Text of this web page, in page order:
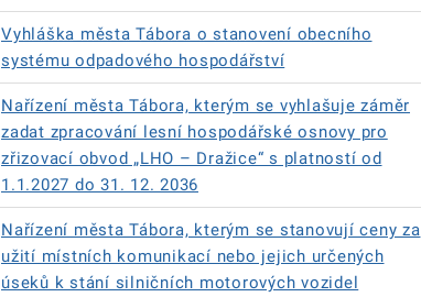
Vyhláška města Tábora o stanovení obecního
systému odpadového hospodářství
Nařízení města Tábora, kterým se vyhlašuje záměr
zadat zpracování lesní hospodářské osnovy pro
zřizovací obvod „LHO – Dražice“ s platností od
1.1.2027 do 31. 12. 2036
Nařízení města Tábora, kterým se stanovují ceny za
užití místních komunikací nebo jejich určených
úseků k stání silničních motorových vozidel